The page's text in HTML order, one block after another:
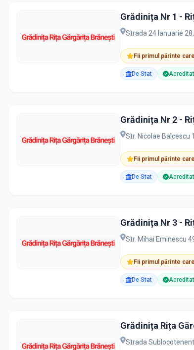
Grădinița Nr 1 -
Strada 24 Ianuarie
Fii primul părinte
De Stat
Grădinița Nr 2 -
Str. Nicolae Balcescu
Fii primul părinte
De Stat
Grădinița Nr 3 -
Str. Mihai Eminescu
Fii primul părinte
De Stat
Grădinița Rița
Strada